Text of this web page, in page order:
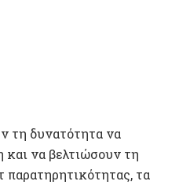
τη δυνατότητα να
να βελτιώσουν τη
τα